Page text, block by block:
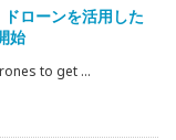
ローンを活用した
始
to get ...